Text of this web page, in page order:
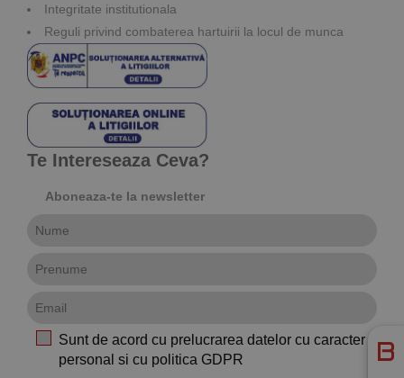
Integritate institutionala
Reguli privind combaterea hartuirii la locul de munca
Te Intereseaza Ceva?
Aboneaza-te la newsletter
Sunt de acord cu prelucrarea datelor cu caracter
personal si cu politica GDPR